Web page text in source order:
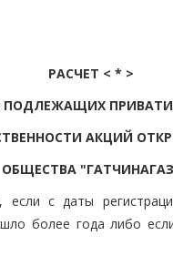
РАСЧЕТ < * >
ПОДЛЕЖАЩИХ
АКЦИЙ
ОБЩЕСТВА
с даты
более года либо